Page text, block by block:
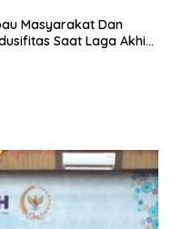
Masyarakat Dan
Saat Laga Akhir